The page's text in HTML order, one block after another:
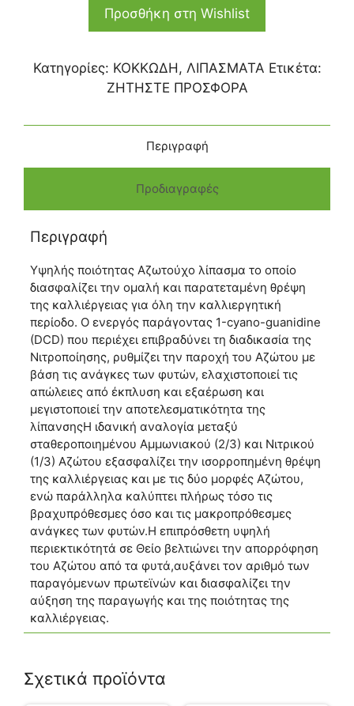
Προσθήκη στη Wishlist
Κατηγορίες: ΚΟΚΚΩΔΗ, ΛΙΠΑΣΜΑΤΑ Ετικέτα:
ΖΗΤΗΣΤΕ ΠΡΟΣΦΟΡΑ
Περιγραφή
Προδιαγραφές
Περιγραφή
Υψηλής ποιότητας Αζωτούχο λίπασμα το οποίο
διασφαλίζει την ομαλή και παρατεταμένη θρέψη
της καλλιέργειας για όλη την καλλιεργητική
περίοδο. Ο ενεργός παράγοντας 1-cyano-guanidine
(DCD) που περιέχει επιβραδύνει τη διαδικασία της
Νιτροποίησης, ρυθμίζει την παροχή του Αζώτου με
βάση τις ανάγκες των φυτών, ελαχιστοποιεί τις
απώλειες από έκπλυση και εξαέρωση και
μεγιστοποιεί την αποτελεσματικότητα της
λίπανσηςΗ ιδανική αναλογία μεταξύ
σταθεροποιημένου Αμμωνιακού (2/3) και Νιτρικού
(1/3) Αζώτου εξασφαλίζει την ισορροπημένη θρέψη
της καλλιέργειας και με τις δύο μορφές Αζώτου,
ενώ παράλληλα καλύπτει πλήρως τόσο τις
βραχυπρόθεσμες όσο και τις μακροπρόθεσμες
ανάγκες των φυτών.Η επιπρόσθετη υψηλή
περιεκτικότητά σε Θείο βελτιώνει την απορρόφηση
του Αζώτου από τα φυτά,αυξάνει τον αριθμό των
παραγόμενων πρωτεϊνών και διασφαλίζει την
αύξηση της παραγωγής και της ποιότητας της
καλλιέργειας.
Σχετικά προϊόντα